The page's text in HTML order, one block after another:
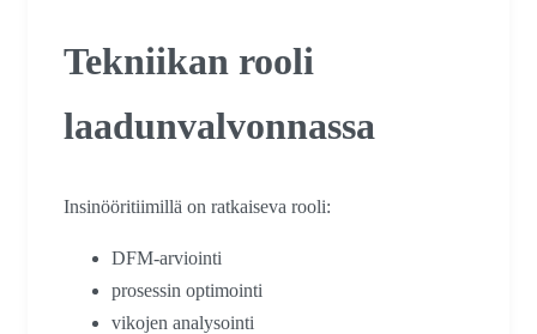
Tekniikan rooli
laadunvalvonnassa
Insinööritiimillä on ratkaiseva rooli:
DFM-arviointi
prosessin optimointi
vikojen analysointi